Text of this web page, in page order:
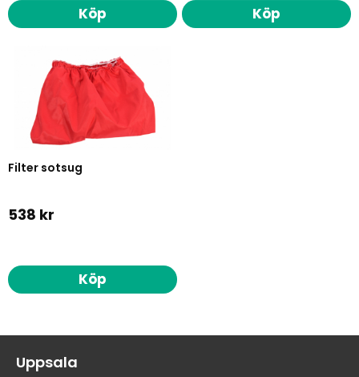
Köp Köp
Filter sotsug
538 kr
Köp
Uppsala